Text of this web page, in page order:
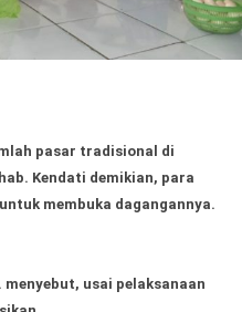
pasar tradisional di
Kendati demikian, para
membuka dagangannya.
menyebut, usai pelaksanaan